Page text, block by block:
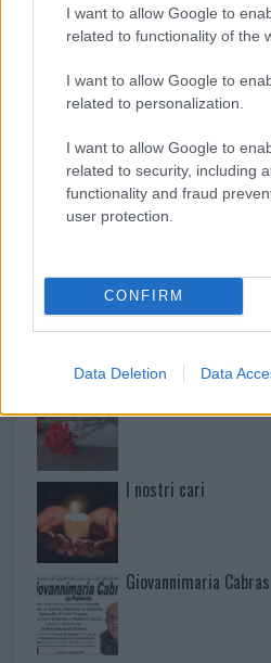
I want to allow Google to
related to functionality of the
I want to allow Google to
related to personalization.
I want to allow Google to
related to security, including
functionality and fraud
user protection.
CONFIRM
Data Deletion Data
Mario Malu
Martina Agostina
I nostri cari
I nostri cari
Giovannimaria Cabras